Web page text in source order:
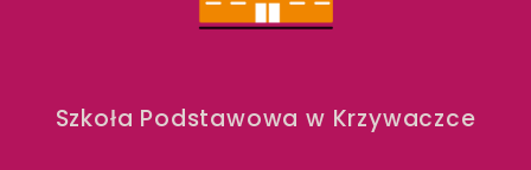
Szkoła Podstawowa w Krzywaczce